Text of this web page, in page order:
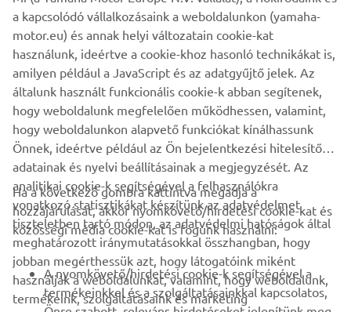
style.
Yamaha haven't forgotten that this is a bike that is also
ideal for daily use, and the new accessory range features a
tank bag, top case and radiator cover that enhance the
Tracer 700's class-leading practicality.
VÁLLALATI
B2B
TÖBB YAMAHA
a kapcsolódó vállalkozásaink a weboldalunkon (yamaha-
motor.eu) és annak helyi változatain cookie-kat
használunk, ideértve a cookie-khoz hasonló technikákat is,
amilyen például a JavaScript és az adatgyűjtő jelek. Az
általunk használt funkcionális cookie-k abban segítenek,
hogy weboldalunk megfelelően működhessen, valamint,
hogy weboldalunkon alapvető funkciókat kínálhassunk
Önnek, ideértve például az Ön bejelentkezési hitelesítő
adatainak és nyelvi beállításainak a megjegyzését. Az
analitikai cookie-k segítségével a felhasználókra
vonatkozó statisztikákat készítünk az adatvédelmet
tiszteletben tartó módon, az adatvédelmi hatóságok által
meghatározott iránymutatásokkal összhangban, hogy
jobban megérthessük azt, hogy látogatóink miként
használják a weboldalunkat, valamint, hogy weboldalunk,
termékeink, szolgáltatásaink és marketing
Ha a következő gombra kattintva megadja a
hozzájárulását, akkor nyomkövető/hirdetési cookie-kat és
közösségi média cookie-kat is fogunk használni:
A nyomkövető/hirdetési cookie-k segítségével a
termékeinkkel és a szolgáltatásainkkal kapcsolatos,